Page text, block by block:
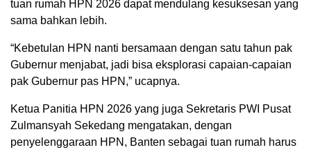
tuan rumah HPN 2026 dapat mendulang kesuksesan yang
sama bahkan lebih.
“Kebetulan HPN nanti bersamaan dengan satu tahun pak
Gubernur menjabat, jadi bisa eksplorasi capaian-capaian
pak Gubernur pas HPN,” ucapnya.
Ketua Panitia HPN 2026 yang juga Sekretaris PWI Pusat
Zulmansyah Sekedang mengatakan, dengan
penyelenggaraan HPN, Banten sebagai tuan rumah harus